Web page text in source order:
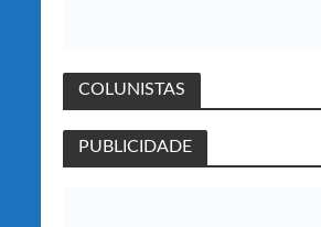
COLUNISTAS
PUBLICIDADE